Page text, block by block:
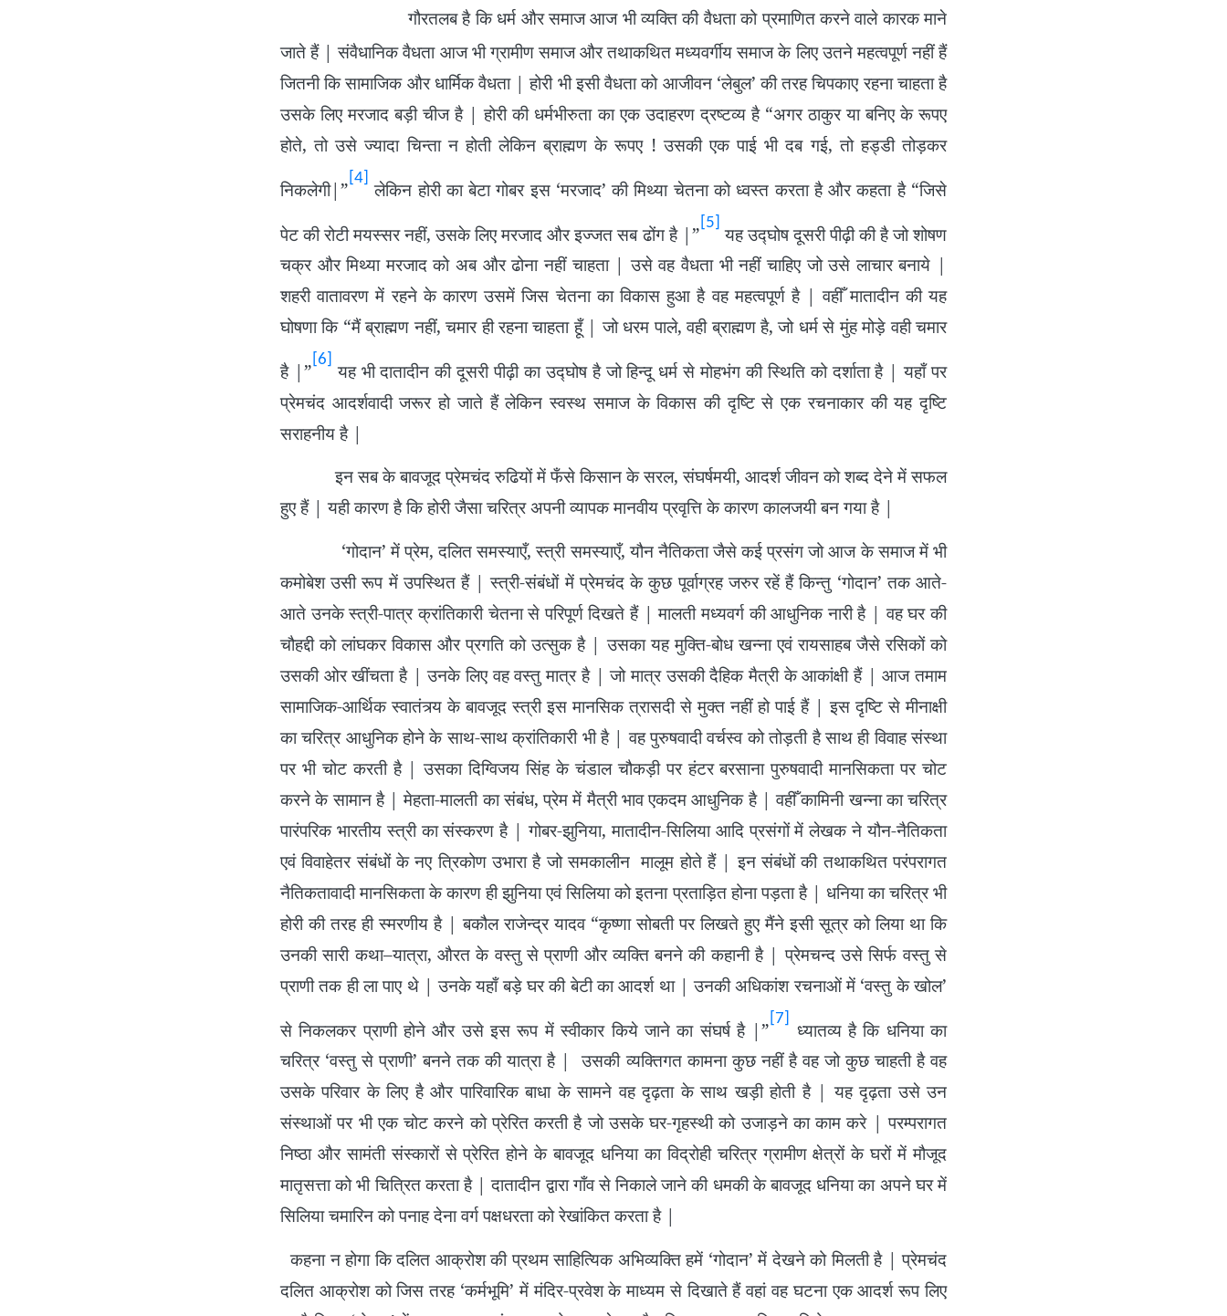
गौरतलब है कि धर्म और समाज आज भी व्यक्ति की वैधता को प्रमाणित करने वाले कारक माने
जाते हैं | संवैधानिक वैधता आज भी ग्रामीण समाज और तथाकथित मध्यवर्गीय समाज के लिए उतने महत्वपूर्ण नहीं हैं
जितनी कि सामाजिक और धार्मिक वैधता | होरी भी इसी वैधता को आजीवन ‘लेबुल’ की तरह चिपकाए रहना चाहता है
उसके लिए मरजाद बड़ी चीज है | होरी की धर्मभीरुता का एक उदाहरण द्रष्टव्य है “अगर ठाकुर या बनिए के रूपए
होते, तो उसे ज्यादा चिन्ता न होती लेकिन ब्राह्मण के रूपए ! उसकी एक पाई भी दब गई, तो हड्डी तोड़कर
निकलेगी|” [4] लेकिन होरी का बेटा गोबर इस ‘मरजाद’ की मिथ्या चेतना को ध्वस्त करता है और कहता है “जिसे
पेट की रोटी मयस्सर नहीं, उसके लिए मरजाद और इज्जत सब ढोंग है |” [5] यह उद्घोष दूसरी पीढ़ी की है जो शोषण
चक्र और मिथ्या मरजाद को अब और ढोना नहीं चाहता | उसे वह वैधता भी नहीं चाहिए जो उसे लाचार बनाये |
शहरी वातावरण में रहने के कारण उसमें जिस चेतना का विकास हुआ है वह महत्वपूर्ण है | वहीँ मातादीन की यह
घोषणा कि “मैं ब्राह्मण नहीं, चमार ही रहना चाहता हूँ | जो धरम पाले, वही ब्राह्मण है, जो धर्म से मुंह मोड़े वही चमार
है |” [6]
यह भी दातादीन की दूसरी पीढ़ी का उद्घोष है जो हिन्दू धर्म से मोहभंग की स्थिति को दर्शाता है | यहाँ पर
प्रेमचंद आदर्शवादी जरूर हो जाते हैं लेकिन स्वस्थ समाज के विकास की दृष्टि से एक रचनाकार की यह दृष्टि
सराहनीय है |
इन सब के बावजूद प्रेमचंद रुढियों में फँसे किसान के सरल, संघर्षमयी, आदर्श जीवन को शब्द देने में सफल
हुए हैं | यही कारण है कि होरी जैसा चरित्र अपनी व्यापक मानवीय प्रवृत्ति के कारण कालजयी बन गया है |
‘गोदान’ में प्रेम, दलित समस्याएँ, स्त्री समस्याएँ, यौन नैतिकता जैसे कई प्रसंग जो आज के समाज में भी
कमोबेश उसी रूप में उपस्थित हैं | स्त्री-संबंधों में प्रेमचंद के कुछ पूर्वाग्रह जरुर रहें हैं किन्तु ‘गोदान’ तक आते-
आते उनके स्त्री-पात्र क्रांतिकारी चेतना से परिपूर्ण दिखते हैं | मालती मध्यवर्ग की आधुनिक नारी है | वह घर की
चौहद्दी को लांघकर विकास और प्रगति को उत्सुक है | उसका यह मुक्ति-बोध खन्ना एवं रायसाहब जैसे रसिकों को
उसकी ओर खींचता है | उनके लिए वह वस्तु मात्र है | जो मात्र उसकी दैहिक मैत्री के आकांक्षी हैं | आज तमाम
सामाजिक-आर्थिक स्वातंत्र्य के बावजूद स्त्री इस मानसिक त्रासदी से मुक्त नहीं हो पाई हैं | इस दृष्टि से मीनाक्षी
का चरित्र आधुनिक होने के साथ-साथ क्रांतिकारी भी है | वह पुरुषवादी वर्चस्व को तोड़ती है साथ ही विवाह संस्था
पर भी चोट करती है | उसका दिग्विजय सिंह के चंडाल चौकड़ी पर हंटर बरसाना पुरुषवादी मानसिकता पर चोट
करने के सामान है | मेहता-मालती का संबंध, प्रेम में मैत्री भाव एकदम आधुनिक है | वहीँ कामिनी खन्ना का चरित्र
पारंपरिक भारतीय स्त्री का संस्करण है | गोबर-झुनिया, मातादीन-सिलिया आदि प्रसंगों में लेखक ने यौन-नैतिकता
एवं विवाहेतर संबंधों के नए त्रिकोण उभारा है जो समकालीन मालूम होते हैं | इन संबंधों की तथाकथित परंपरागत
नैतिकतावादी मानसिकता के कारण ही झुनिया एवं सिलिया को इतना प्रताड़ित होना पड़ता है | धनिया का चरित्र भी
होरी की तरह ही स्मरणीय है | बकौल राजेन्द्र यादव “कृष्णा सोबती पर लिखते हुए मैंने इसी सूत्र को लिया था कि
उनकी सारी कथा–यात्रा, औरत के वस्तु से प्राणी और व्यक्ति बनने की कहानी है | प्रेमचन्द उसे सिर्फ वस्तु से
प्राणी तक ही ला पाए थे | उनके यहाँ बड़े घर की बेटी का आदर्श था | उनकी अधिकांश रचनाओं में ‘वस्तु के खोल’
से निकलकर प्राणी होने और उसे इस रूप में स्वीकार किये जाने का संघर्ष है |” [7]
ध्यातव्य है कि धनिया का
चरित्र ‘वस्तु से प्राणी’ बनने तक की यात्रा है | उसकी व्यक्तिगत कामना कुछ नहीं है वह जो कुछ चाहती है वह
उसके परिवार के लिए है और पारिवारिक बाधा के सामने वह दृढ़ता के साथ खड़ी होती है | यह दृढ़ता उसे उन
संस्थाओं पर भी एक चोट करने को प्रेरित करती है जो उसके घर-गृहस्थी को उजाड़ने का काम करे | परम्परागत
निष्ठा और सामंती संस्कारों से प्रेरित होने के बावजूद धनिया का विद्रोही चरित्र ग्रामीण क्षेत्रों के घरों में मौजूद
मातृसत्ता को भी चित्रित करता है | दातादीन द्वारा गाँव से निकाले जाने की धमकी के बावजूद धनिया का अपने घर में
सिलिया चमारिन को पनाह देना वर्ग पक्षधरता को रेखांकित करता है |
कहना न होगा कि दलित आक्रोश की प्रथम साहित्यिक अभिव्यक्ति हमें ‘गोदान’ में देखने को मिलती है | प्रेमचंद
दलित आक्रोश को जिस तरह ‘कर्मभूमि’ में मंदिर-प्रवेश के माध्यम से दिखाते हैं वहां वह घटना एक आदर्श रूप लिए